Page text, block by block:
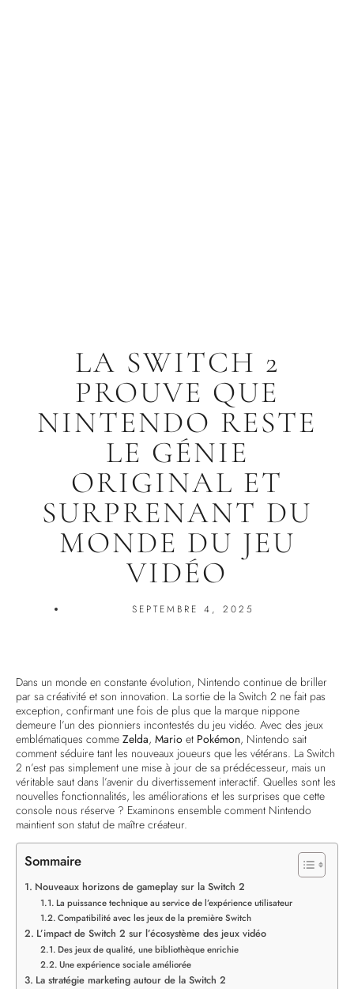
LA SWITCH 2
PROUVE QUE
NINTENDO RESTE
LE GÉNIE
ORIGINAL ET
SURPRENANT DU
MONDE DU JEU
VIDÉO
SEPTEMBRE 4, 2025
Dans un monde en constante évolution, Nintendo continue de briller
par sa créativité et son innovation. La sortie de la Switch 2 ne fait pas
exception, confirmant une fois de plus que la marque nippone
demeure l’un des pionniers incontestés du jeu vidéo. Avec des jeux
emblématiques comme Zelda, Mario et Pokémon, Nintendo sait
comment séduire tant les nouveaux joueurs que les vétérans. La Switch
2 n’est pas simplement une mise à jour de sa prédécesseur, mais un
véritable saut dans l’avenir du divertissement interactif. Quelles sont les
nouvelles fonctionnalités, les améliorations et les surprises que cette
console nous réserve ? Examinons ensemble comment Nintendo
maintient son statut de maître créateur.
Sommaire
Nouveaux horizons de gameplay sur la Switch 2
La puissance technique au service de l’expérience utilisateur
Compatibilité avec les jeux de la première Switch
L’impact de Switch 2 sur l’écosystème des jeux vidéo
Des jeux de qualité, une bibliothèque enrichie
Une expérience sociale améliorée
La stratégie marketing autour de la Switch 2